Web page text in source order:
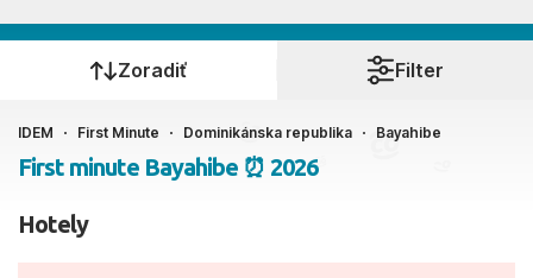
Kedy cestujete?
Ako cestujete?
2 dospelí, 0 deti
Zoradiť Filter
IDEM First Minute Dominikánska republika Bayahibe
First minute Bayahibe ⏰ 2026
Hotely